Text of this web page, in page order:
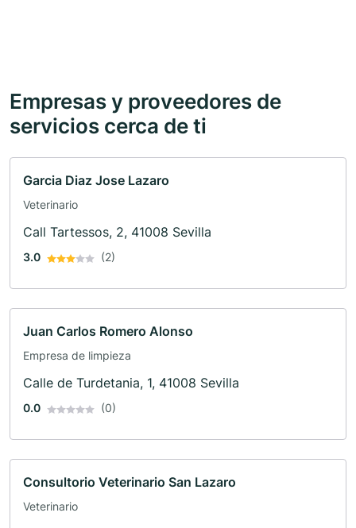
Empresas y proveedores de
servicios cerca de ti
Garcia Diaz Jose Lazaro
Veterinario
Call Tartessos, 2, 41008 Sevilla
3.0 (2)
Juan Carlos Romero Alonso
Empresa de limpieza
Calle de Turdetania, 1, 41008 Sevilla
0.0 (0)
Consultorio Veterinario San Lazaro
Veterinario